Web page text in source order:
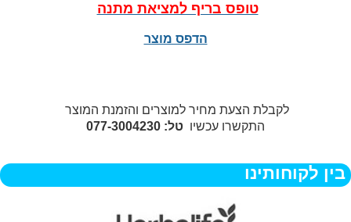
טופס בריף למציאת מתנה
הדפס מוצר
לקבלת הצעת מחיר למוצרים והזמנת המוצר
התקשרו עכשיו טל: 077-3004230
בין לקוחותינו